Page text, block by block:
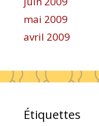
mai 2009
avril 2009
Étiquettes